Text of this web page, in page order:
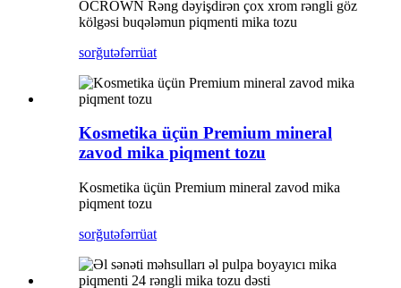
OCROWN Rəng dəyişdirən çox xrom rəngli göz
kölgəsi buqələmun piqmenti mika tozu
sorğutəfərrüat
Kosmetika üçün Premium mineral
zavod mika piqment tozu
Kosmetika üçün Premium mineral zavod mika
piqment tozu
sorğutəfərrüat